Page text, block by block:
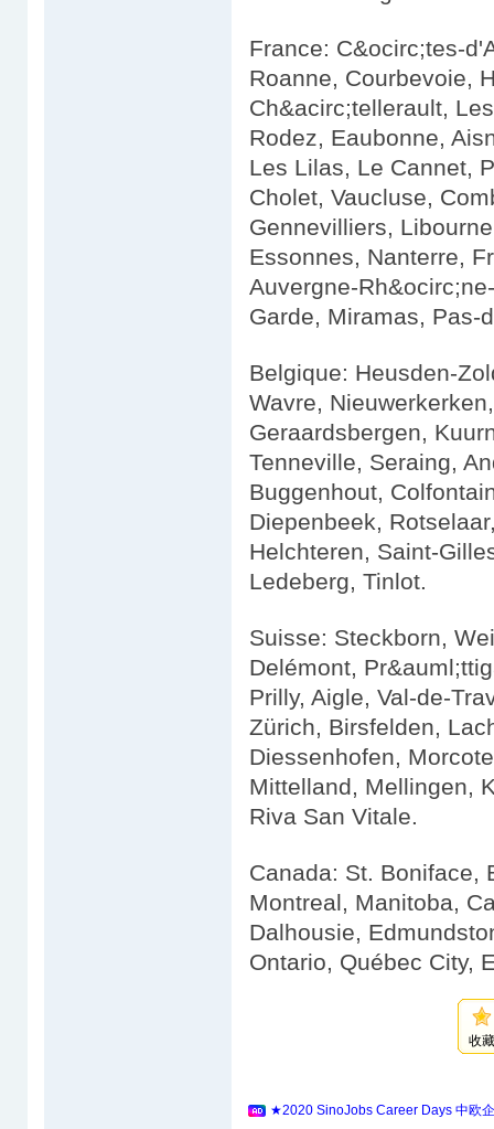
France: C&ocirc;tes-
Roanne, Courbevoie,
Ch&acirc;tellerault,
Rodez, Eaubonne,
Les Lilas, Le Cannet,
Cholet, Vaucluse,
Gennevilliers,
Essonnes, Nanterre,
Auvergne-
Garde, Miramas, Pas-
Belgique: Heusden-
Wavre,
Geraardsbergen,
Tenneville, Seraing,
Buggenhout,
Diepenbeek,
Helchteren, Saint-
Ledeberg, Tinlot.
Suisse: Steckborn,
Delémont,
Prilly, Aigle, Val-de-
Zürich, Birsfelden,
Diessenhofen,
Mittelland, Mellingen,
Riva San Vitale.
Canada: St. Boniface,
Montreal, Manitoba,
Dalhousie,
Ontario, Québec City,
收
★2020 SinoJobs Career Days 中欧